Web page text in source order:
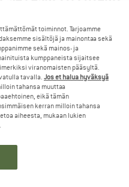
toiminnot. Tarjoamme
sisältöjä ja mainontaa sekä
sekä mainos- ja
kumppaneista sijaitsee
viranomaisten pääsyltä.
tavalla. Jos et halua hyväksyä
tahansa muuttaa
eikä tämän
kerran milloin tahansa
aiheesta, mukaan lukien
.